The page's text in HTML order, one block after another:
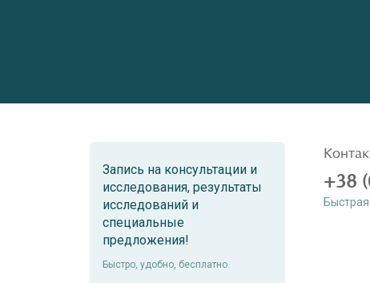
Запись на консультации и
исследования, результаты
исследований и
специальные
предложения!
Быстро, удобно, бесплатно.
+38